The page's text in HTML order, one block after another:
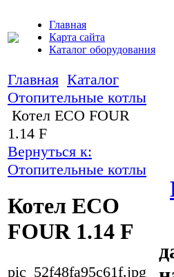
Главная
Карта сайта
Каталог оборудования
Главная Каталог
Отопительные котлы
Котел ECO FOUR
1.14 F
Вернуться к:
Отопительные котлы
Котел ECO
FOUR 1.14 F
pic_52f48fa95c61f.jpg